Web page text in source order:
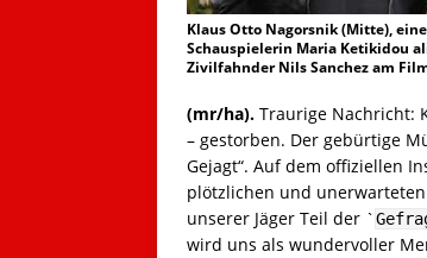
Klaus Otto Nagorsnik (Mitte),
Schauspielerin Maria Ketikidou
Zivilfahnder Nils Sanchez am
(mr/ha). Traurige Nachricht:
– gestorben. Der gebürtige
Gejagt“. Auf dem offiziellen
plötzlichen und
unserer Jäger Teil der `
wird uns als wundervoller